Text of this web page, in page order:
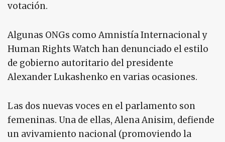
votación.
Algunas ONGs como Amnistía Internacional y
Human Rights Watch han denunciado el estilo
de gobierno autoritario del presidente
Alexander Lukashenko en varias ocasiones.
Las dos nuevas voces en el parlamento son
femeninas. Una de ellas, Alena Anisim, defiende
un avivamiento nacional (promoviendo la